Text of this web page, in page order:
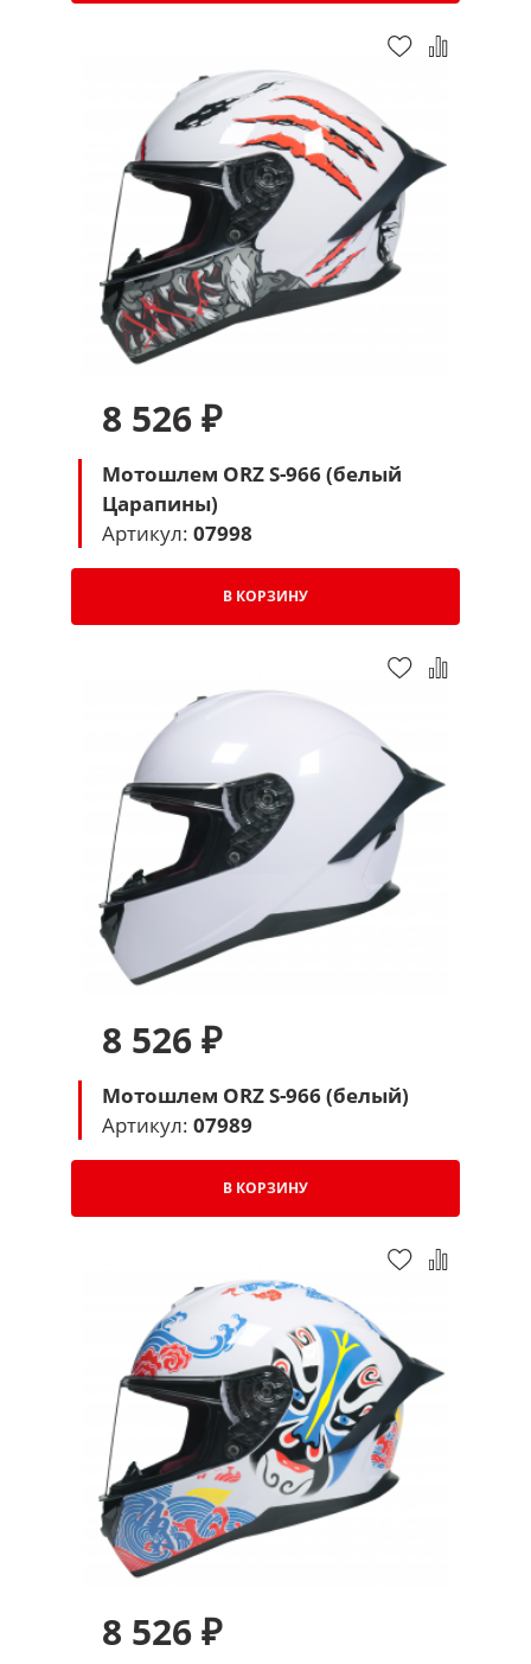
8 526 ₽
Мотошлем ORZ S-966 (белый
Царапины)
Артикул: 07998
В КОРЗИНУ
8 526 ₽
Мотошлем ORZ S-966 (белый)
Артикул: 07989
В КОРЗИНУ
8 526 ₽